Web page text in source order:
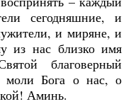
сегодняшние, и
и миряне, и
из нас близко имя
благоверный
моли Бога о нас, о
Аминь.